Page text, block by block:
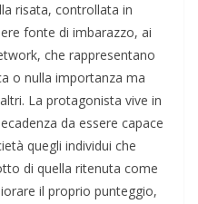
risata, controllata in
fonte di imbarazzo, ai
che rappresentano
o nulla importanza ma
La protagonista vive in
da essere capace
quegli individui che
di quella ritenuta come
il proprio punteggio,